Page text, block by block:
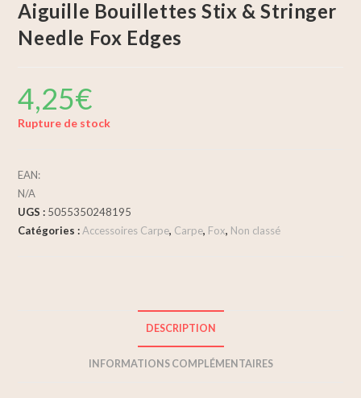
Aiguille Bouillettes Stix & Stringer
Needle Fox Edges
4,25€
Rupture de stock
EAN:
N/A
UGS : 5055350248195
Catégories :Accessoires Carpe, Carpe, Fox, Non classé
DESCRIPTION
INFORMATIONS COMPLÉMENTAIRES